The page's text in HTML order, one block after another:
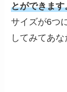
とができます
サイズが6つ
してみてあ